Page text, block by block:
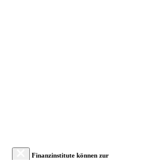
Finanzinstitute können zur